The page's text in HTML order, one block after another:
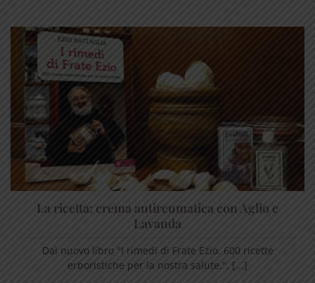
La ricetta: crema antireumatica con Aglio e
Lavanda
Dal nuovo libro "I rimedi di Frate Ezio. 600 ricette
erboristiche per la nostra salute.", [...]